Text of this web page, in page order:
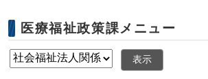
医療福祉政策課メニュー
表示